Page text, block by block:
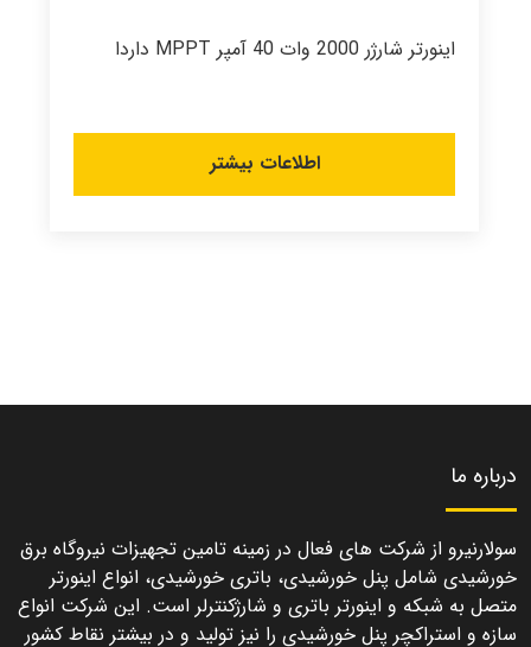
اینورتر شارژر 2000 وات 40 آمپر MPPT داردا
اطلاعات بیشتر
درباره ما
سولارنیرو از شرکت های فعال در زمینه تامین تجهیزات نیروگاه برق
خورشیدی شامل پنل خورشیدی، باتری خورشیدی، انواع اینورتر
متصل به شبکه و اینورتر باتری و شارژکنترلر است. این شرکت انواع
سازه و استراکچر پنل خورشیدی را نیز تولید و در بیشتر نقاط کشور